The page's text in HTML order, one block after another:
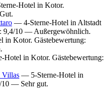
Hotel in Kotor.
— 4-Sterne-Hotel in Altstadt
9,4/10 — Außergewöhnlich.
in Kotor. Gästebewertung:
Hotel in Kotor. Gästebewertung:
Villas — 5-Sterne-Hotel in
10 — Sehr gut.